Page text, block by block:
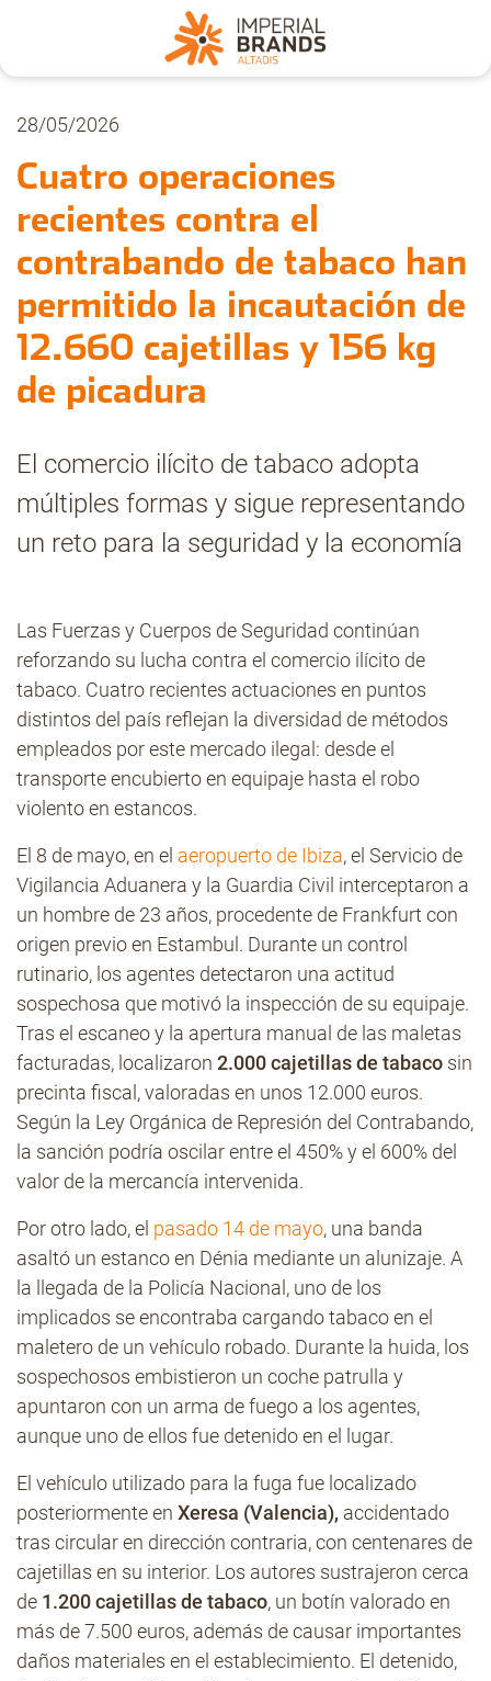
Nosotros
Secciones
Denuncia
Pregúntanos
Archivo
Estadísticas CMT
28/05/2026
Cuatro operaciones
recientes contra el
contrabando de tabaco han
permitido la incautación de
12.660 cajetillas y 156 kg
de picadura
El comercio ilícito de tabaco adopta
múltiples formas y sigue representando
un reto para la seguridad y la economía
Las Fuerzas y Cuerpos de Seguridad continúan
reforzando su lucha contra el comercio ilícito de
tabaco. Cuatro recientes actuaciones en puntos
distintos del país reflejan la diversidad de métodos
empleados por este mercado ilegal: desde el
transporte encubierto en equipaje hasta el robo
violento en estancos.
El 8 de mayo, en el aeropuerto de Ibiza, el Servicio de
Vigilancia Aduanera y la Guardia Civil interceptaron a
un hombre de 23 años, procedente de Frankfurt con
origen previo en Estambul. Durante un control
rutinario, los agentes detectaron una actitud
sospechosa que motivó la inspección de su equipaje.
Tras el escaneo y la apertura manual de las maletas
facturadas, localizaron 2.000 cajetillas de tabaco sin
precinta fiscal, valoradas en unos 12.000 euros.
Según la Ley Orgánica de Represión del Contrabando,
la sanción podría oscilar entre el 450% y el 600% del
valor de la mercancía intervenida.
Por otro lado, el pasado 14 de mayo, una banda
asaltó un estanco en Dénia mediante un alunizaje. A
la llegada de la Policía Nacional, uno de los
implicados se encontraba cargando tabaco en el
maletero de un vehículo robado. Durante la huida, los
sospechosos embistieron un coche patrulla y
apuntaron con un arma de fuego a los agentes,
aunque uno de ellos fue detenido en el lugar.
El vehículo utilizado para la fuga fue localizado
posteriormente en Xeresa (Valencia), accidentado
tras circular en dirección contraria, con centenares de
cajetillas en su interior. Los autores sustrajeron cerca
de 1.200 cajetillas de tabaco, un botín valorado en
más de 7.500 euros, además de causar importantes
daños materiales en el establecimiento. El detenido,